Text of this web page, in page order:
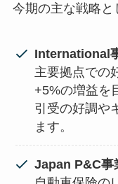
今期の主な戦略と
International
主要拠点での
+5%の増益を
引受の好調や
ます。
Japan P&C事